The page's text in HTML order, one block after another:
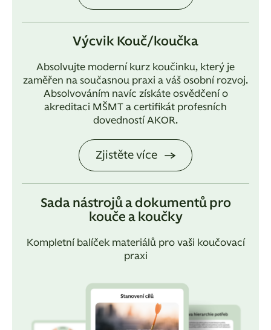
Výcvik Kouč/koučka
Absolvujte moderní kurz koučinku, který je
zaměřen na současnou praxi a váš osobní rozvoj.
Absolvováním navíc získáte osvědčení o
akreditaci MŠMT a certifikát profesních
dovedností AKOR.
Zjistěte více
Sada nástrojů a dokumentů pro
kouče a koučky
Kompletní balíček materiálů pro vaši koučovací
praxi